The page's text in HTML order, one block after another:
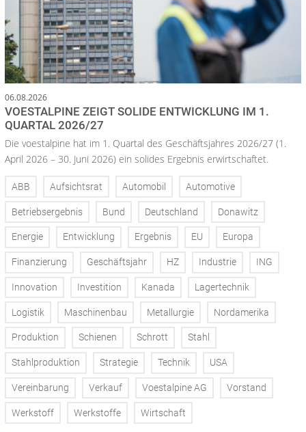
06.08.2026
VOESTALPINE ZEIGT SOLIDE ENTWICKLUNG IM 1.
QUARTAL 2026/27
Die voestalpine hat im 1. Quartal des Geschäftsjahres 2026/27 (1.
April 2026 – 30. Juni 2026) ein solides Ergebnis erwirtschaftet.
ABB Aufsichtsrat Automobil Automotive
Betriebsergebnis Bund Deutschland Donawitz
Energie Entwicklung Ergebnis EU Europa
Finanzierung Geschäftsjahr HZ Industrie ING
Innovation Investition Kanada Lagertechnik
Logistik Maschinenbau Metallurgie Nordamerika
Produktion Schienen Schrott Stahl
Stahlproduktion Strategie Technik USA
Vereinbarung Verkauf Voestalpine AG Vorstand
Werkstoff Werkstoffe Wirtschaft